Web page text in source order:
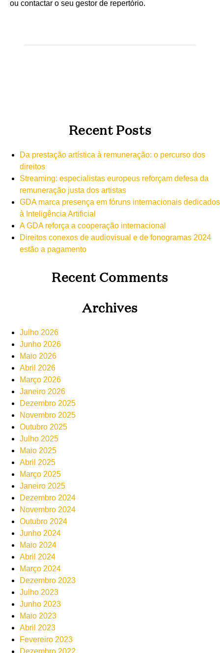
ou contactar o seu gestor de repertório.
Recent Posts
Da prestação artística à remuneração: o percurso dos
direitos
Streaming: especialistas europeus reforçam defesa da
remuneração justa dos artistas
GDA marca presença em fóruns internacionais dedicados
à Inteligência Artificial
A GDA reforça a cooperação internacional
Direitos conexos de audiovisual e de fonogramas 2024
estão a pagamento
Recent Comments
Archives
Julho 2026
Junho 2026
Maio 2026
Abril 2026
Março 2026
Janeiro 2026
Dezembro 2025
Novembro 2025
Outubro 2025
Julho 2025
Maio 2025
Abril 2025
Março 2025
Janeiro 2025
Dezembro 2024
Novembro 2024
Outubro 2024
Junho 2024
Maio 2024
Abril 2024
Março 2024
Dezembro 2023
Julho 2023
Junho 2023
Maio 2023
Abril 2023
Fevereiro 2023